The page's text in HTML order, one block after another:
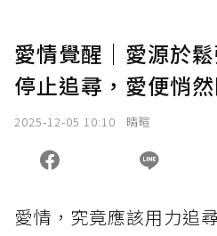
愛情覺醒｜愛源於
停止追尋，愛便悄
2025-12-05 10:10 晴暄
愛情，究竟應該用力追